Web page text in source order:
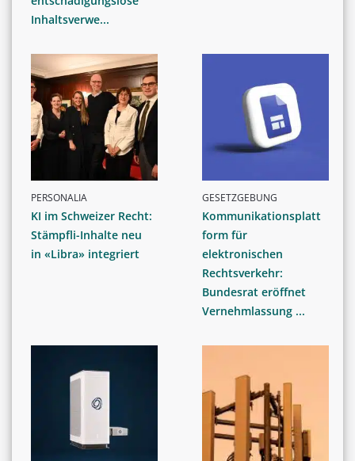
Inhaltsverwe...
PERSONALIA
KI im Schweizer Recht:
Stämpfli-Inhalte neu
in «Libra» integriert
GESETZGEBUNG
Kommunikationsplatt
form für
elektronischen
Rechtsverkehr:
Bundesrat eröffnet
Vernehmlassung ...